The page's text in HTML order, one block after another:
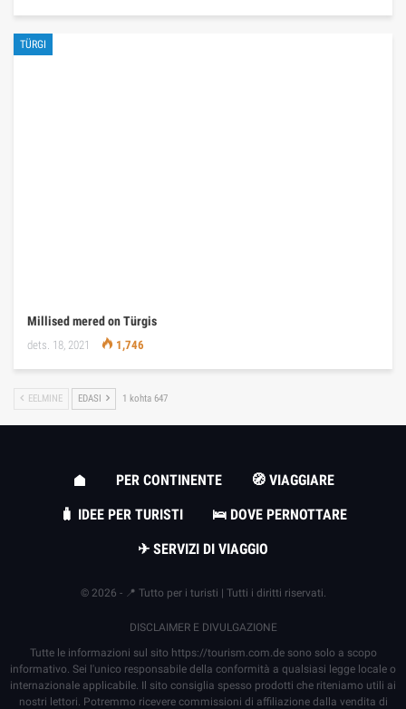
TÜRGI
Millised mered on Türgis
dets. 18, 2021 1,746
EELMINE EDASI 1 kohta 647
PER CONTINENTE
🧭 VIAGGIARE
🧳 IDEE PER TURISTI
🛌 DOVE PERNOTTARE
✈ SERVIZI DI VIAGGIO
© 2026 - 📍 Tutto per i turisti | Tutti i diritti riservati.
DISCLAIMER E DIVULGAZIONE
Tutte le informazioni sul sito https://tourism.com.desono solo a scopo
informativo. Sei l'unico responsabile della conformità a qualsiasi legge locale o
internazionale applicabile. Il sito consiglia spesso prodotti che riteniamo utili ai
nostri lettori. Potremmo ricevere commissioni di affiliazione dalla vendita di